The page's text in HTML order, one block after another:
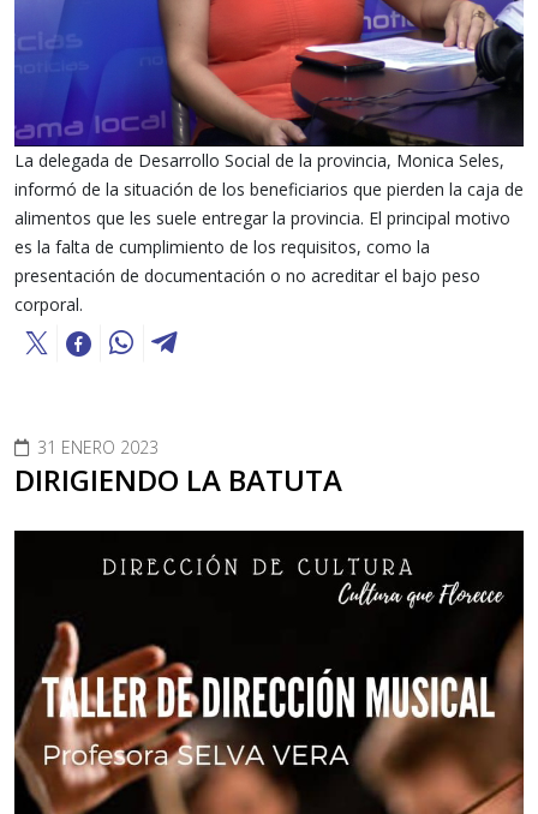
La delegada de Desarrollo Social de la provincia, Monica Seles,
informó de la situación de los beneficiarios que pierden la caja de
alimentos que les suele entregar la provincia. El principal motivo
es la falta de cumplimiento de los requisitos, como la
presentación de documentación o no acreditar el bajo peso
corporal.
31 ENERO 2023
DIRIGIENDO LA BATUTA